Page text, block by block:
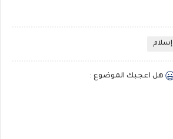
إسلام
هل اعجبك الموضوع :